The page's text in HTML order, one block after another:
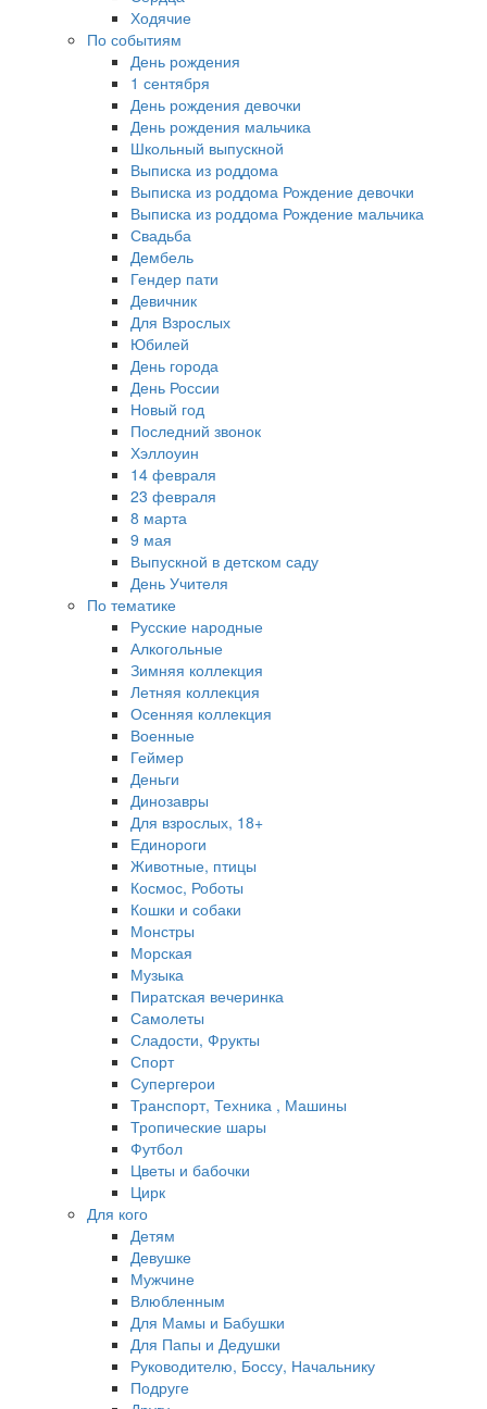
Ходячие
По событиям
День рождения
1 сентября
День рождения девочки
День рождения мальчика
Школьный выпускной
Выписка из роддома
Выписка из роддома Рождение девочки
Выписка из роддома Рождение мальчика
Свадьба
Дембель
Гендер пати
Девичник
Для Взрослых
Юбилей
День города
День России
Новый год
Последний звонок
Хэллоуин
14 февраля
23 февраля
8 марта
9 мая
Выпускной в детском саду
День Учителя
По тематике
Русские народные
Алкогольные
Зимняя коллекция
Летняя коллекция
Осенняя коллекция
Военные
Геймер
Деньги
Динозавры
Для взрослых, 18+
Единороги
Животные, птицы
Космос, Роботы
Кошки и собаки
Монстры
Морская
Музыка
Пиратская вечеринка
Самолеты
Сладости, Фрукты
Спорт
Супергерои
Транспорт, Техника , Машины
Тропические шары
Футбол
Цветы и бабочки
Цирк
Для кого
Детям
Девушке
Мужчине
Влюбленным
Для Мамы и Бабушки
Для Папы и Дедушки
Руководителю, Боссу, Начальнику
Подруге